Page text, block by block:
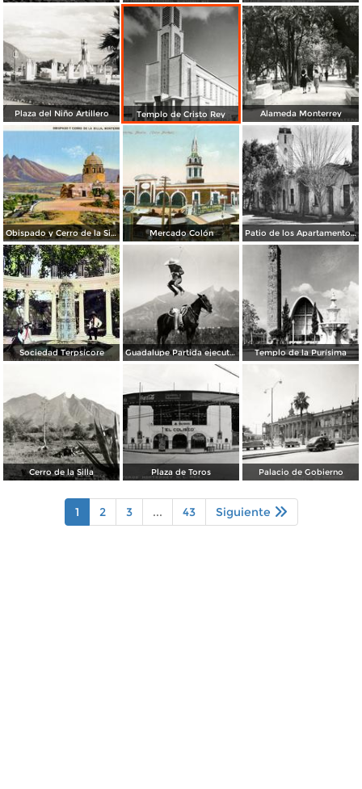
Plaza del Niño Artillero Templo de Cristo Rey Alameda Monterrey
Obispado y Cerro de la Silla Mercado Colón Patio de los Apartamentos Regina
Sociedad Terpsícore Guadalupe Partida ejecutando una charrería con lazo Templo de la Purísima
Cerro de la Silla Plaza de Toros Palacio de Gobierno
1 2 3 ... 43 Siguiente